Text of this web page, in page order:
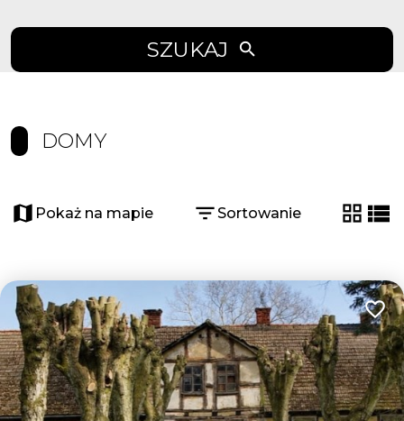
SZUKAJ
DOMY
Pokaż na mapie Sortowanie
tabela